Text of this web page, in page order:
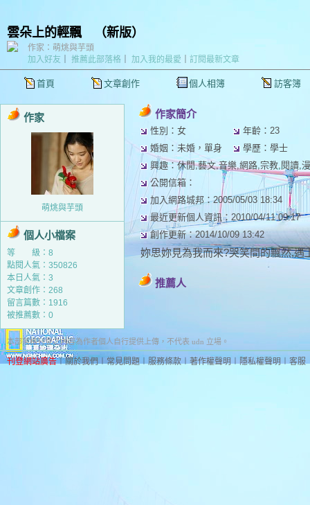
雲朵上的輕飄（新版）
首頁 文章創作 個人相簿 訪客簿
加入好友 推薦此部落格 加入我的最愛 訂閱最新文章
作家：萌烑與芋頭
作家
萌烑與芋頭
個人小檔案
等 級：8
點閱人氣：350826
本日人氣：3
文章創作：268
留言篇數：1916
被推薦數： 0
作家簡介
性別：女
年齡：23
婚姻：未婚，單身
學歷：學士
興趣：休閒,藝文,音樂,網路,宗教,閱讀,
公開信箱：
加入網路城邦：2005/05/03 18:34
最近更新個人資訊：2010/04/11 09:17
創作更新：2014/10/09 13:42
妳思妳見為我而來?哭笑間的飄然,遇
推薦人
本部落格刊登之內容為作者個人自行提供上傳，不代表 udn 立場。
刊登網站廣告︱關於我們︱常見問題︱服務條款︱著作權聲明︱隱私權聲明︱客服